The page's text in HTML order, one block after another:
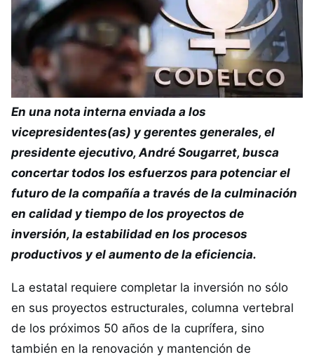
En una nota interna enviada a los
vicepresidentes(as) y gerentes generales, el
presidente ejecutivo, André Sougarret, busca
concertar todos los esfuerzos para potenciar el
futuro de la compañía a través de la culminación
en calidad y tiempo de los proyectos de
inversión, la estabilidad en los procesos
productivos y el aumento de la eficiencia.
La estatal requiere completar la inversión no sólo
en sus proyectos estructurales, columna vertebral
de los próximos 50 años de la cuprífera, sino
también en la renovación y mantención de